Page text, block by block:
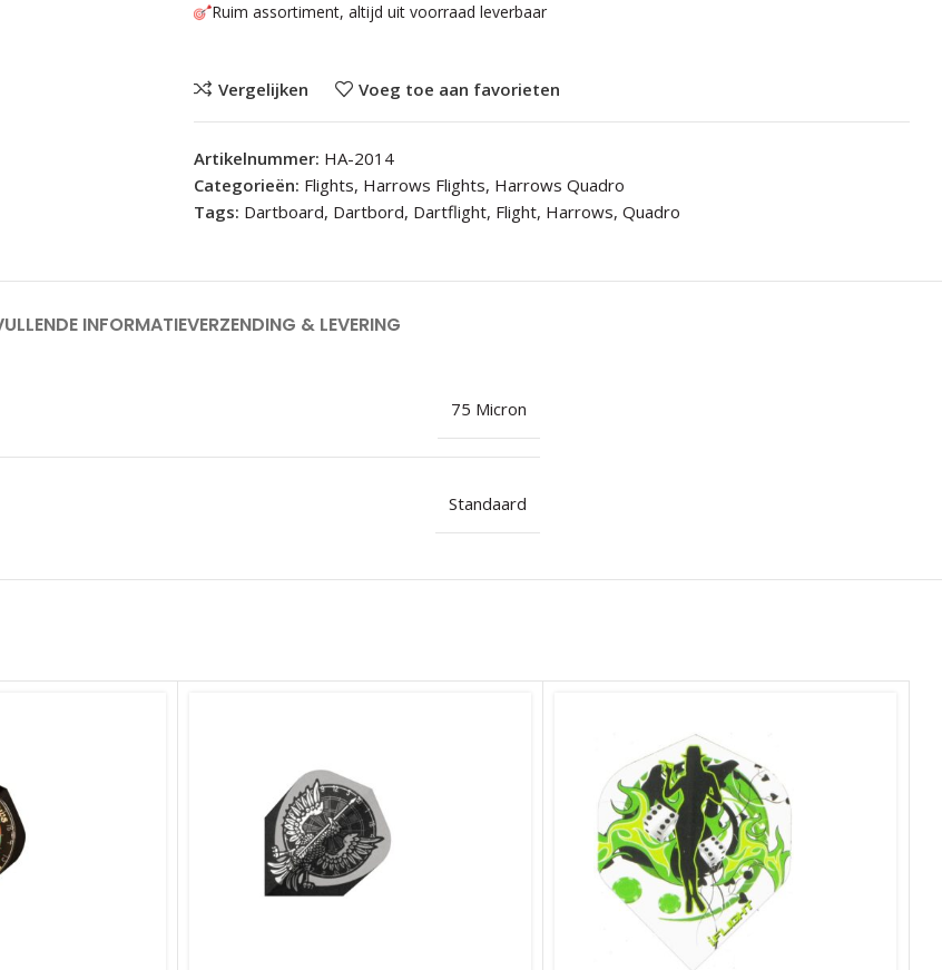
Ruim assortiment, altijd uit voorraad leverbaar
Vergelijken Voeg toe aan favorieten
Artikelnummer: HA-2014
Categorieën: Flights, Harrows Flights, Harrows Quadro
Tags: Dartboard, Dartbord, Dartflight, Flight, Harrows, Quadro
INFORMATIEVERZENDING & LEVERING
75 Micron
Standaard